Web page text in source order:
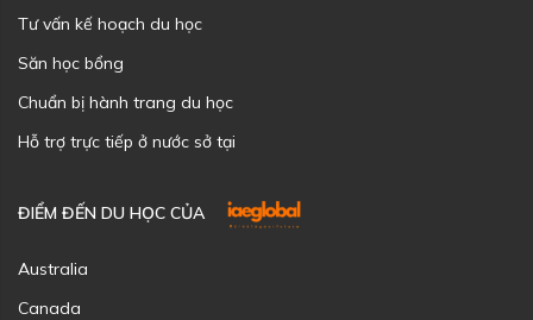
Tư vấn kế hoạch du học
Săn học bổng
Chuẩn bị hành trang du học
Hỗ trợ trực tiếp ở nước sở tại
ĐIỂM ĐẾN DU HỌC CỦA
Australia
Canada